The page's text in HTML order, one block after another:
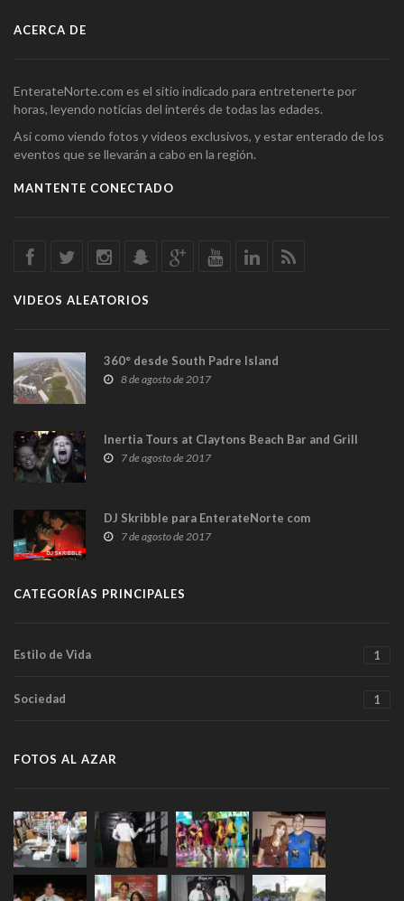
ACERCA DE
EnterateNorte.com es el sitio indicado para entretenerte por
horas, leyendo noticias del interés de todas las edades.
Así como viendo fotos y videos exclusivos, y estar enterado de los
eventos que se llevarán a cabo en la región.
MANTENTE CONECTADO
VIDEOS ALEATORIOS
360° desde South Padre Island
8 de agosto de 2017
Inertia Tours at Claytons Beach Bar and Grill
7 de agosto de 2017
DJ Skribble para EnterateNorte com
7 de agosto de 2017
CATEGORÍAS PRINCIPALES
Estilo de Vida 1
Sociedad 1
FOTOS AL AZAR